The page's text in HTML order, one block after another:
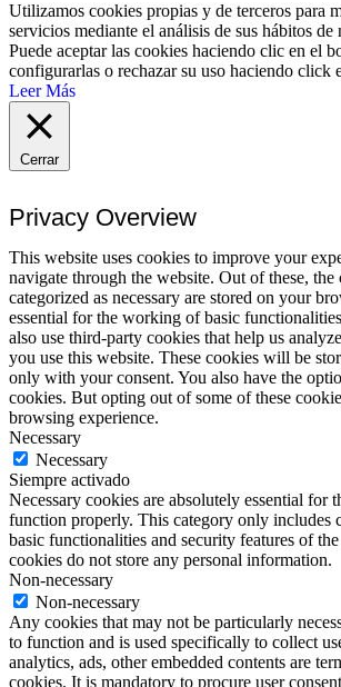
Utilizamos cookies propias y de terceros para
servicios mediante el análisis de sus hábitos de
Puede aceptar las cookies haciendo clic en el
configurarlas o rechazar su uso haciendo click
Leer Más
Cerrar
Privacy Overview
This website uses cookies to improve your
navigate through the website. Out of these, the
categorized as necessary are stored on your
essential for the working of basic
also use third-party cookies that help us
you use this website. These cookies will be
only with your consent. You also have the
cookies. But opting out of some of these
browsing experience.
Necessary
Necessary
Siempre activado
Necessary cookies are absolutely essential for
function properly. This category only includes
basic functionalities and security features of
cookies do not store any personal information.
Non-necessary
Non-necessary
Any cookies that may not be particularly
to function and is used specifically to collect
analytics, ads, other embedded contents are
cookies. It is mandatory to procure user